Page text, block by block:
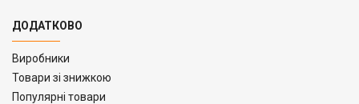
ДОДАТКОВО
Виробники
Товари зі знижкою
Популярні товари